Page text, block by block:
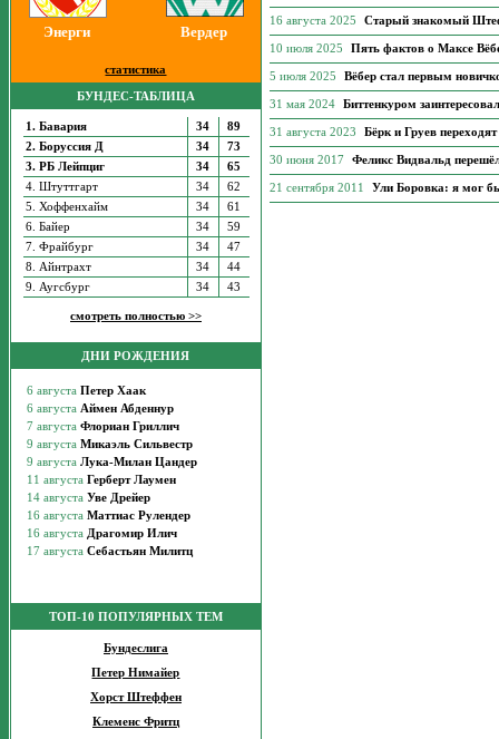
Энерги Вердер
статистика
БУНДЕС-ТАБЛИЦА
1. Бавария 34
89
2. Боруссия Д
34
73
3. РБ Лейпциг
34
65
4. Штуттгарт
34
62
5. Хоффенхайм
34
61
6. Байер
34
59
7. Фрайбург
34
47
8. Айнтрахт
34
44
9. Аугсбург
34 43
смотреть полностью >>
ДНИ РОЖДЕНИЯ
ТОП-10 ПОПУЛЯРНЫХ ТЕМ
Бундеслига
Петер Нимайер
Хорст Штеффен
Клеменс Фритц
16 августа 2025 Старый знакомый
10 июля 2025 Пять фактов о Максе
5 июля 2025 Вёбер стал первым
31 мая 2024 Биттенкуром
31 августа 2023 Бёрк и Груев
30 июня 2017 Феликс Видвальд
21 сентября 2011 Ули Боровка: я мог